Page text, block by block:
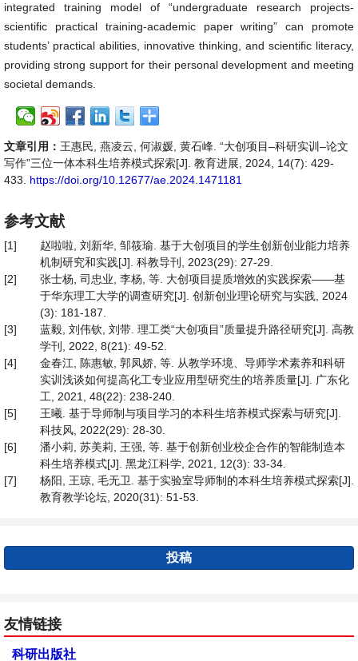
integrated training model of “undergraduate research projects-
scientific practical training-academic paper writing” can promote
students’ practical abilities, innovative thinking, and scientific literacy,
providing strong support for their personal development and meeting
societal demands.
文章引用： 王惠民, 燕凌云, 何淑媛, 黄石峰. “大创项目–科研实训–论文
写作”三位一体本科生培养模式探索[J]. 教育进展, 2024, 14(7): 429-
433. https://doi.org/10.12677/ae.2024.1471181
参考文献
[1]
赵啦啦, 刘新华, 邹筱瑜. 基于大创项目的学生创新创业能力培养
机制研究和实践[J]. 科教导刊, 2023(29): 27-29.
[2]
张士杨, 司忠业, 李杨, 等. 大创项目提质增效的实践探索——基
于华东理工大学的调查研究[J]. 创新创业理论研究与实践, 2024
(3): 181-187.
[3]
蓝毅, 刘伟钦, 刘带. 理工类“大创项目”质量提升路径研究[J]. 高教
学刊, 2022, 8(21): 49-52.
[4]
金春江, 陈惠敏, 郭凤娇, 等. 从教学环境、导师学术素养和科研
实训浅谈如何提高化工专业应用型研究生的培养质量[J]. 广东化
工, 2021, 48(22): 238-240.
[5]
王曦. 基于导师制与项目学习的本科生培养模式探索与研究[J].
科技风, 2022(29): 28-30.
[6]
潘小莉, 苏美莉, 王强, 等. 基于创新创业校企合作的智能制造本
科生培养模式[J]. 黑龙江科学, 2021, 12(3): 33-34.
[7]
杨阳, 王琼, 毛无卫. 基于实验室导师制的本科生培养模式探索[J].
教育教学论坛, 2020(31): 51-53.
投稿
友情链接
科研出版社